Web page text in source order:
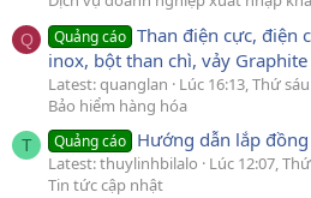
Q Quảng cáo Than điện cực, điện
inox, bột than chì, vảy Graphite
Latest: quanglan
Lúc 16:13, Thứ sáu
Bảo hiểm hàng hóa
T Quảng cáo Hướng dẫn lắp
Latest: thuylinhbilalo
Lúc 12:07,
Tin tức cập nhật